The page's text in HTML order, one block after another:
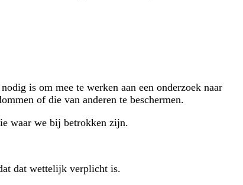
is om mee te werken aan een onderzoek naar
of die van anderen te beschermen.
waar we bij betrokken zijn.
dat wettelijk verplicht is.